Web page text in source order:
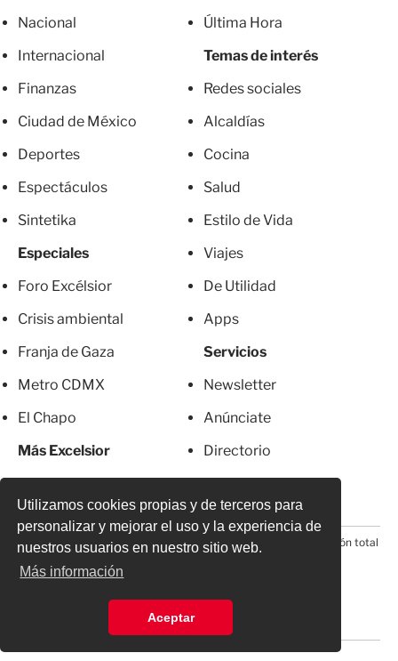
Utilizamos cookies propias y de terceros para
personalizar y mejorar el uso y la experiencia de
nuestros usuarios en nuestro sitio web.
Más información
Aceptar
Nacional
Internacional
Finanzas
Ciudad de México
Deportes
Espectáculos
Sintetika
Especiales
Foro Excélsior
Crisis ambiental
Franja de Gaza
Metro CDMX
El Chapo
Más Excelsior
Mujeres
Última Hora
Temas de interés
Redes sociales
Alcaldías
Cocina
Salud
Estilo de Vida
Viajes
De Utilidad
Apps
Servicios
Newsletter
Anúnciate
Directorio
Suscripciones
© 2026 Todos los derechos reservados. Prohibida la reproducción total
o parcial, incluyendo cualquier medio electrónico*